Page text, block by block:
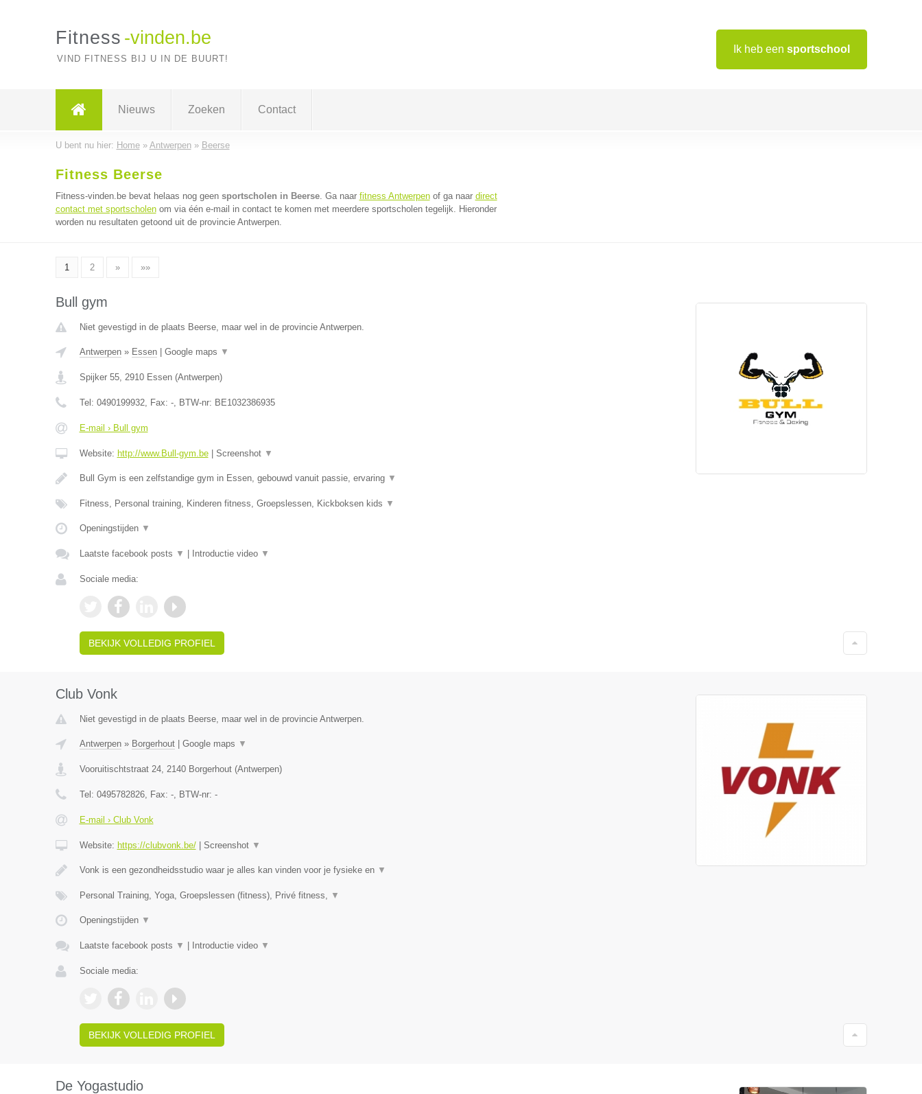
Ik heb een sportschool
Fitness -vinden.be
VIND FITNESS BIJ U IN DE BUURT!
Nieuws Zoeken Contact
U bent nu hier: Home» Antwerpen» Beerse
Fitness Beerse
Fitness-vinden.be bevat helaas nog geen sportscholen in Beerse. Ga naar fitness Antwerpenof ga naar direct
contact met sportscholenom via één e-mail in contact te komen met meerdere sportscholen tegelijk. Hieronder
worden nu resultaten getoond uit de provincie Antwerpen.
1 2 » »»
Bull gym
Niet gevestigd in de plaats Beerse, maar wel in de provincie Antwerpen.
Antwerpen» Essen| Google maps ▼
Spijker 55, 2910 Essen(Antwerpen)
Tel: 0490199932, Fax: -, BTW-nr: BE1032386935
E-mail › Bull gym
Website: http://www.Bull-gym.be| Screenshot ▼
Bull Gym is een zelfstandige gym in Essen, gebouwd vanuit passie, ervaring ▼
Fitness, Personal training, Kinderen fitness, Groepslessen, Kickboksen kids ▼
Openingstijden ▼
Laatste facebook posts ▼ Introductie video ▼
Sociale media:
BEKIJK VOLLEDIG PROFIEL
Club Vonk
Niet gevestigd in de plaats Beerse, maar wel in de provincie Antwerpen.
Antwerpen» Borgerhout| Google maps ▼
Vooruitischtstraat 24, 2140 Borgerhout(Antwerpen)
Tel: 0495782826, Fax: -, BTW-nr: -
E-mail › Club Vonk
Website: https://clubvonk.be/| Screenshot ▼
Vonk is een gezondheidsstudio waar je alles kan vinden voor je fysieke en ▼
Personal Training, Yoga, Groepslessen (fitness), Privé fitness, ▼
Openingstijden ▼
Laatste facebook posts ▼ Introductie video ▼
Sociale media:
BEKIJK VOLLEDIG PROFIEL
De Yogastudio